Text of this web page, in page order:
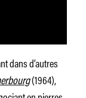
dans d’autres
(1964),